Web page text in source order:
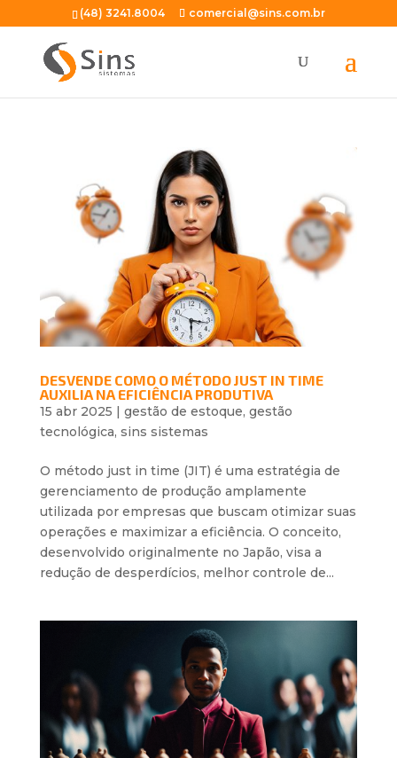
(48) 3241.8004 comercial@sins.com.br
DESVENDE COMO O MÉTODO JUST IN TIME
AUXILIA NA EFICIÊNCIA PRODUTIVA
15 abr 2025 gestão de estoque, gestão
tecnológica, sins sistemas
O método just in time (JIT) é uma estratégia de
gerenciamento de produção amplamente
utilizada por empresas que buscam otimizar suas
operações e maximizar a eficiência. O conceito,
desenvolvido originalmente no Japão, visa a
redução de desperdícios, melhor controle de...